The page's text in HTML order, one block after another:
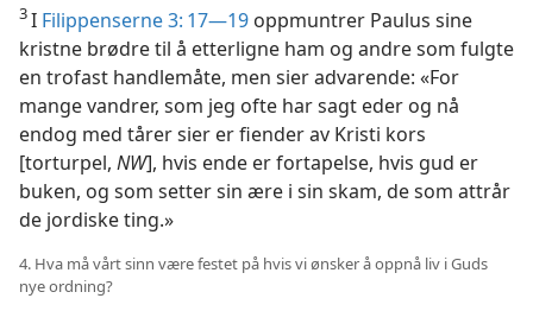
3I Filippenserne 3: 17—19 oppmuntrer Paulus sine
kristne brødre til å etterligne ham og andre som fulgte
en trofast handlemåte, men sier advarende: «For
mange vandrer, som jeg ofte har sagt eder og nå
endog med tårer sier er fiender av Kristi kors
[torturpel, NW], hvis ende er fortapelse, hvis gud er
buken, og som setter sin ære i sin skam, de som attrår
de jordiske ting.»
4. Hva må vårt sinn være festet på hvis vi ønsker å oppnå liv i Guds
nye ordning?